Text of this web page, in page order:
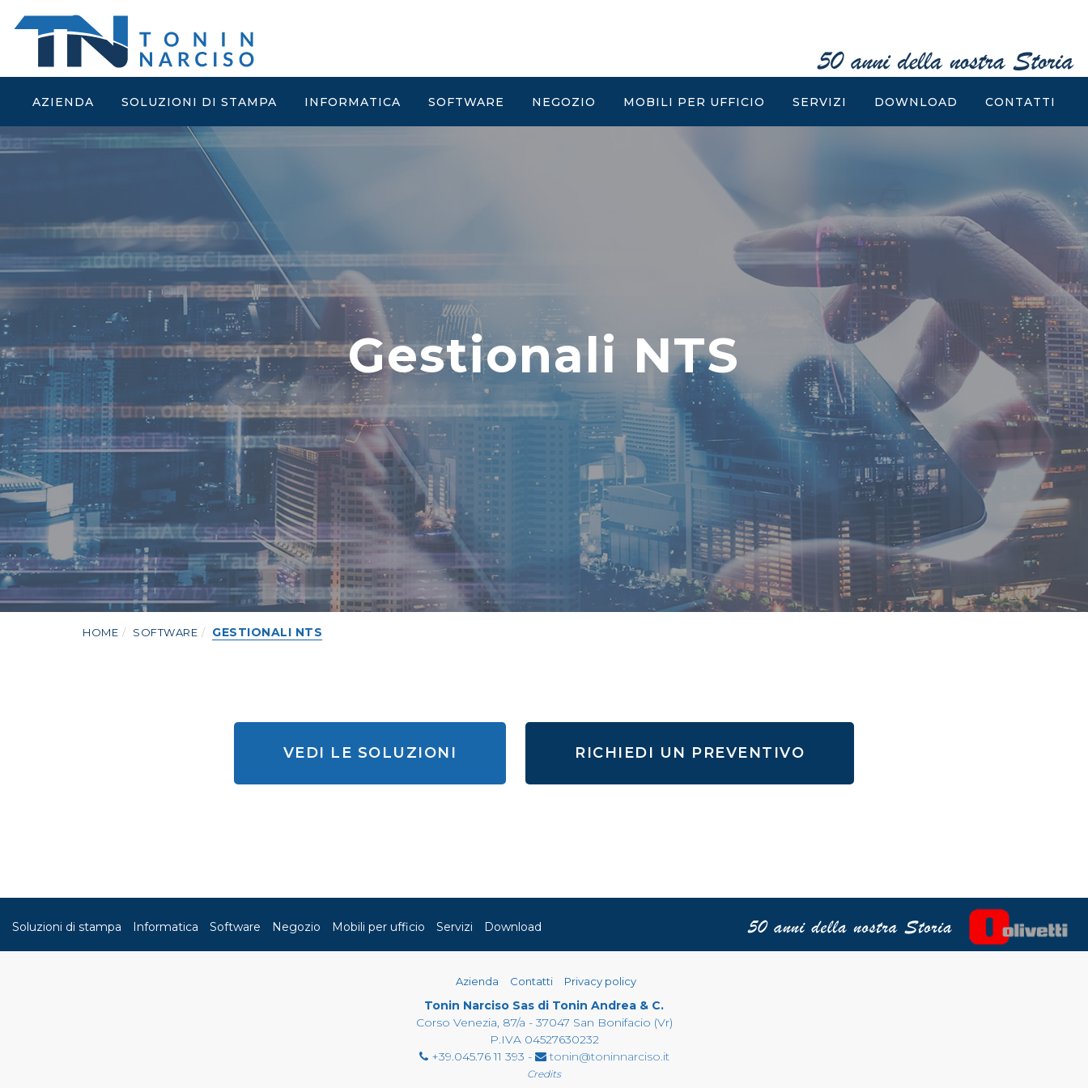
AZIENDA SOLUZIONI DI STAMPA INFORMATICA SOFTWARE NEGOZIO MOBILI PER UFFICIO SERVIZI DOWNLOAD CONTATTI
Gestionali NTS
HOME SOFTWARE GESTIONALI NTS
VEDI LE SOLUZIONI RICHIEDI UN PREVENTIVO
Soluzioni di stampa Informatica Software Negozio Mobili per ufficio Servizi Download
Azienda Contatti Privacy policy
Tonin Narciso Sas di Tonin Andrea & C.
Corso Venezia, 87/a - 37047 San Bonifacio (Vr)
P.IVA 04527630232
+39.045.76 11 393 -
tonin@toninnarciso.it
Credits